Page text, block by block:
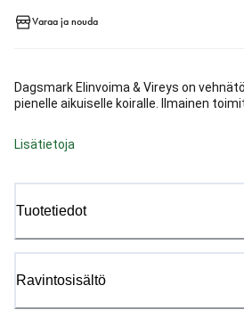
Varaa ja nouda
Dagsmark Elinvoima & Vireys on
pienelle aikuiselle koiralle. Ilmainen
Lisätietoja
Tuotetiedot
Ravintosisältö